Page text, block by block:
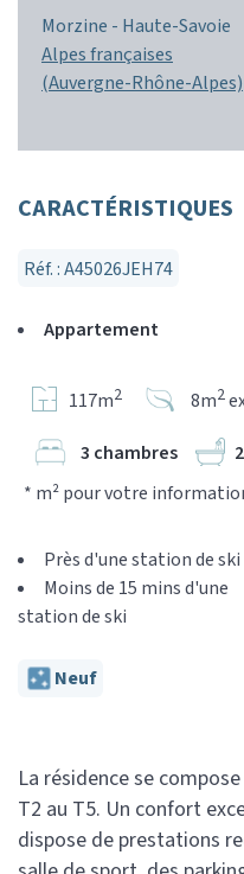
Morzine - Haute-Savoie
Alpes françaises
(Auvergne-Rhône-Alpes)
CARACTÉRISTIQUES
Réf. : A45026JEH74
Appartement
117m2 8m2
3 chambres
* m² pour votre
Près d'une station de ski
Moins de 15 mins d'une
station de ski
Neuf
La résidence se
T2 au T5. Un confort
dispose de prestations